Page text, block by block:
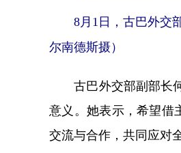
8月1日，古巴外交部
尔南德斯摄）
古巴外交部副部长何
意义。她表示，希望借
交流与合作，共同应对